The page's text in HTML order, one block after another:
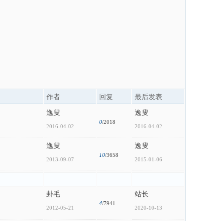
作者 回复 最后发表
逸叟
2016-04-02
0/2018
逸叟
2016-04-02
逸叟
2013-09-07
10/3658
逸叟
2015-01-06
卦毛
2012-05-21
4/7941
站长
2020-10-13